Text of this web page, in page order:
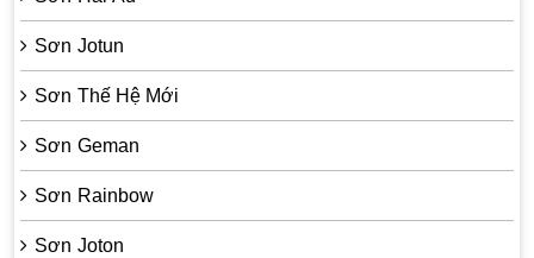
Sơn Jotun
Sơn Thế Hệ Mới
Sơn Geman
Sơn Rainbow
Sơn Joton